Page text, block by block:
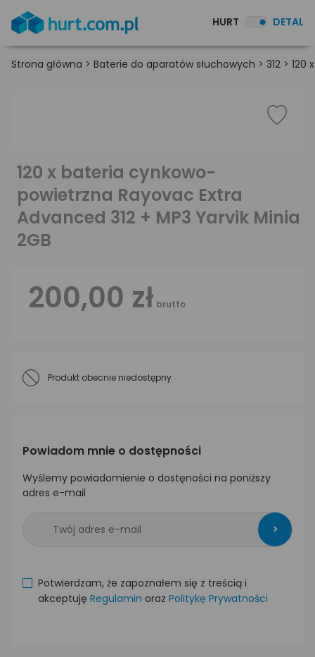
HURT DETAL
Strona główna > Baterie do aparatów słuchowych > 312 > 120
120 x bateria cynkowo-
powietrzna Rayovac Extra
Advanced 312 + MP3 Yarvik Minia
2GB
200,00 zł brutto
Produkt obecnie niedostępny
Powiadom mnie o dostępności
Wyślemy powiadomienie o dostęności na poniższy
adres e-mail
>
Potwierdzam, że zapoznałem się z treścią i
akceptuję Regulamin oraz Politykę Prywatności